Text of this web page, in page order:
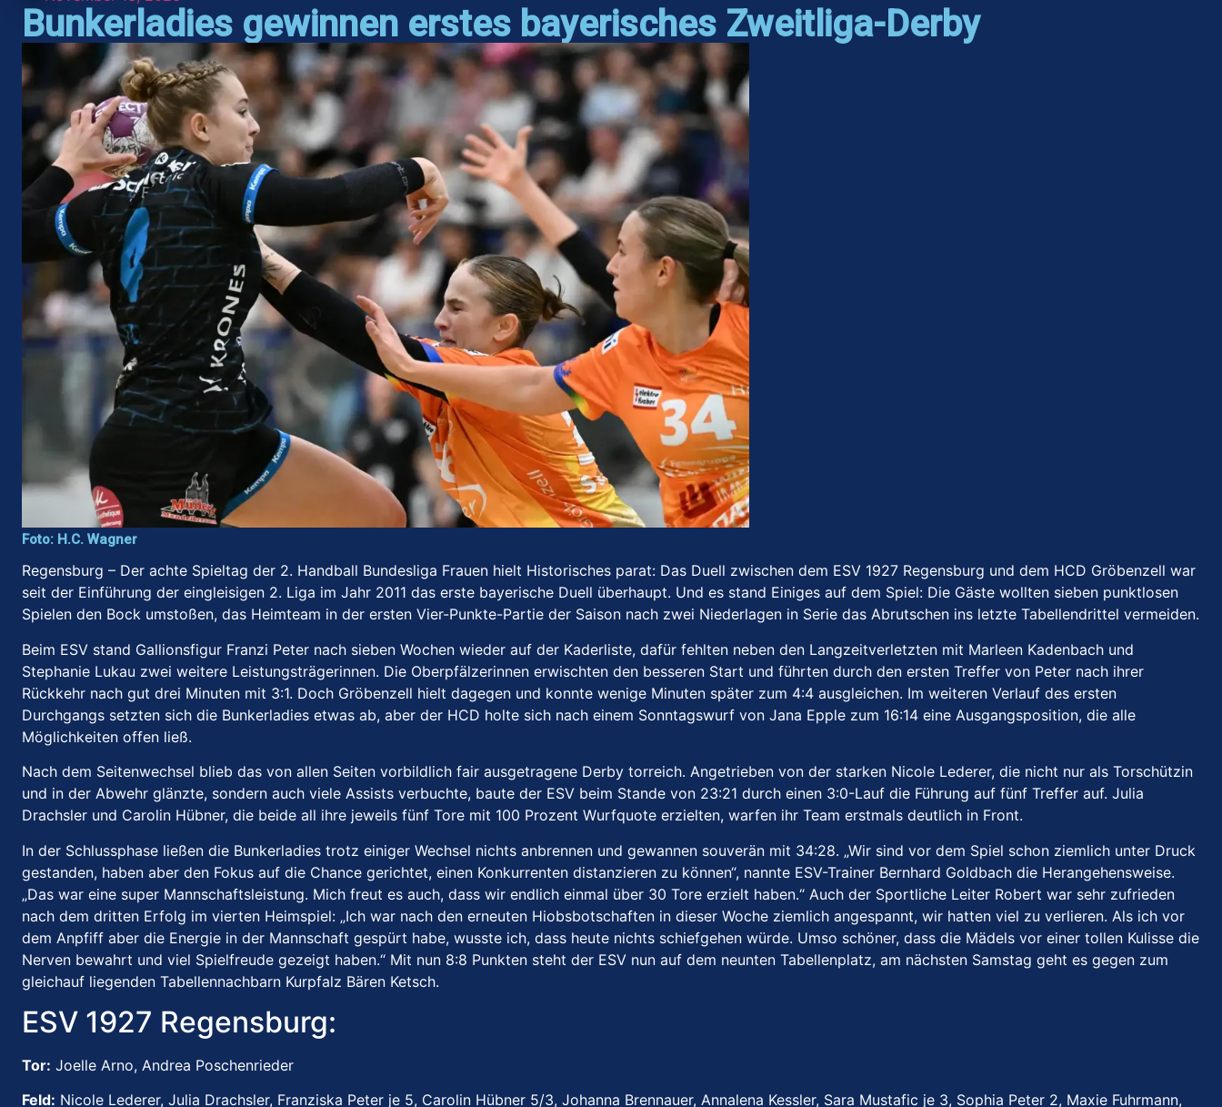
Bunkerladies gewinnen erstes bayerisches Zweitliga-Derby
Foto: H.C. Wagner
Regensburg – Der achte Spieltag der 2. Handball Bundesliga Frauen hielt Historisches parat: Das Duell zwischen dem ESV 1927 Regensburg und dem HCD Gröbenzell war
seit der Einführung der eingleisigen 2. Liga im Jahr 2011 das erste bayerische Duell überhaupt. Und es stand Einiges auf dem Spiel: Die Gäste wollten sieben punktlosen
Spielen den Bock umstoßen, das Heimteam in der ersten Vier-Punkte-Partie der Saison nach zwei Niederlagen in Serie das Abrutschen ins letzte Tabellendrittel vermeiden.
Beim ESV stand Gallionsfigur Franzi Peter nach sieben Wochen wieder auf der Kaderliste, dafür fehlten neben den Langzeitverletzten mit Marleen Kadenbach und
Stephanie Lukau zwei weitere Leistungsträgerinnen. Die Oberpfälzerinnen erwischten den besseren Start und führten durch den ersten Treffer von Peter nach ihrer
Rückkehr nach gut drei Minuten mit 3:1. Doch Gröbenzell hielt dagegen und konnte wenige Minuten später zum 4:4 ausgleichen. Im weiteren Verlauf des ersten
Durchgangs setzten sich die Bunkerladies etwas ab, aber der HCD holte sich nach einem Sonntagswurf von Jana Epple zum 16:14 eine Ausgangsposition, die alle
Möglichkeiten offen ließ.
Nach dem Seitenwechsel blieb das von allen Seiten vorbildlich fair ausgetragene Derby torreich. Angetrieben von der starken Nicole Lederer, die nicht nur als Torschützin
und in der Abwehr glänzte, sondern auch viele Assists verbuchte, baute der ESV beim Stande von 23:21 durch einen 3:0-Lauf die Führung auf fünf Treffer auf. Julia
Drachsler und Carolin Hübner, die beide all ihre jeweils fünf Tore mit 100 Prozent Wurfquote erzielten, warfen ihr Team erstmals deutlich in Front.
In der Schlussphase ließen die Bunkerladies trotz einiger Wechsel nichts anbrennen und gewannen souverän mit 34:28. „Wir sind vor dem Spiel schon ziemlich unter Druck
gestanden, haben aber den Fokus auf die Chance gerichtet, einen Konkurrenten distanzieren zu können“, nannte ESV-Trainer Bernhard Goldbach die Herangehensweise.
„Das war eine super Mannschaftsleistung. Mich freut es auch, dass wir endlich einmal über 30 Tore erzielt haben.“ Auch der Sportliche Leiter Robert war sehr zufrieden
nach dem dritten Erfolg im vierten Heimspiel: „Ich war nach den erneuten Hiobsbotschaften in dieser Woche ziemlich angespannt, wir hatten viel zu verlieren. Als ich vor
dem Anpfiff aber die Energie in der Mannschaft gespürt habe, wusste ich, dass heute nichts schiefgehen würde. Umso schöner, dass die Mädels vor einer tollen Kulisse die
Nerven bewahrt und viel Spielfreude gezeigt haben.“ Mit nun 8:8 Punkten steht der ESV nun auf dem neunten Tabellenplatz, am nächsten Samstag geht es gegen zum
gleichauf liegenden Tabellennachbarn Kurpfalz Bären Ketsch.
ESV 1927 Regensburg:
Tor: Joelle Arno, Andrea Poschenrieder
Feld: Nicole Lederer, Julia Drachsler, Franziska Peter je 5, Carolin Hübner 5/3, Johanna Brennauer, Annalena Kessler, Sara Mustafic je 3, Sophia Peter 2, Maxie Fuhrmann,